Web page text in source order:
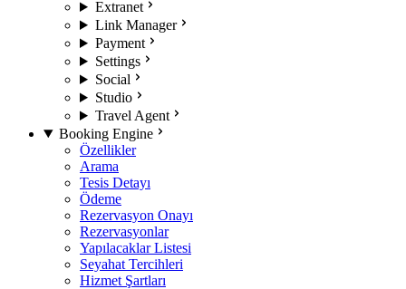
Extranet
Link Manager
Payment
Settings
Social
Studio
Travel Agent
Booking Engine
Özellikler
Arama
Tesis Detayı
Ödeme
Rezervasyon Onayı
Rezervasyonlar
Yapılacaklar Listesi
Seyahat Tercihleri
Hizmet Şartları